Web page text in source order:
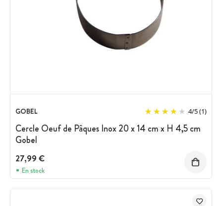
GOBEL 4/5(1)
Cercle Oeuf de Pâques Inox 20 x 14 cm x H 4,5 cm
Gobel
27,99 €
En stock